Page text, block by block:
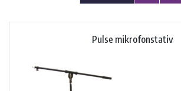
Pulse mikrofonstativ